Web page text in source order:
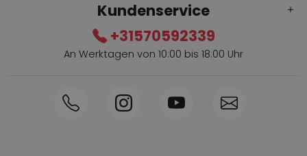
Innerhalb von 1-3 Tagen geliefert
Kundenservice
+31570592339
An Werktagen von 10:00 bis 18:00 Uhr